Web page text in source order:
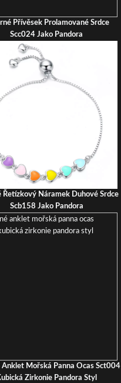
Přívěsek Prolamované Srdce
Scc024 Jako Pandora
Řetízkový Náramek Duhové Srdce
Scb158 Jako Pandora
Anklet Mořská Panna Ocas Sct004
Zirkonie Pandora Styl